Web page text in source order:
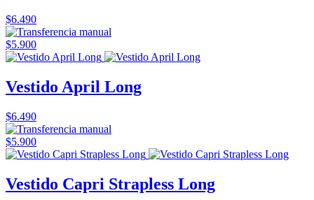
$6.490
$5.900
Vestido April Long
$6.490
$5.900
Vestido Capri Strapless Long